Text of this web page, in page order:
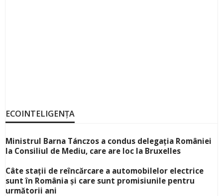
ECOINTELIGENȚA
Ministrul Barna Tánczos a condus delegația României
la Consiliul de Mediu, care are loc la Bruxelles
Câte stații de reîncărcare a automobilelor electrice
sunt în România și care sunt promisiunile pentru
următorii ani